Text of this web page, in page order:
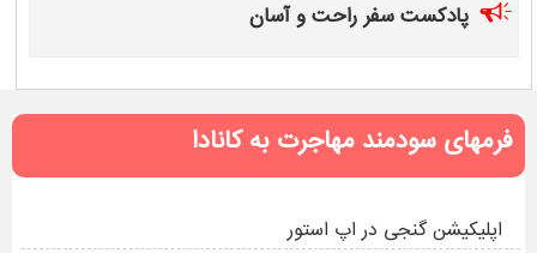
پادکست سفر راحت و آسان
فرمهای سودمند مهاجرت به کانادا
اپلیکیشن گنجی در اپ استور